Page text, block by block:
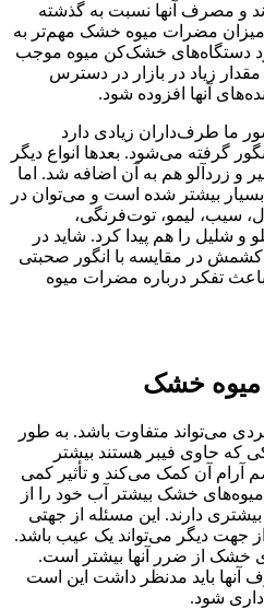
و مصرف آنها نسبت به گذشته
مضرات میوه خشک مهم‌تر به
دستگاه‌های خشک‌کن میوه موجب
زیاد در بازار در دسترس
آنها افزوده شود.
ما طرف‌داران زیادی دارد
گرفته می‌شود. بعدها انواع دیگر
و زردآلو هم به آن اضافه شد. اما
بیشتر شده است و می‌توان در
سیب، لیمو، توت‌فرنگی،
و شلیل را هم پیدا کرد. شاید در
در مقایسه با انگور صحبتی
تفکر درباره مضرات میوه
میوه خشک
می‌تواند متفاوت باشد. به طور
حاوی فیبر هستند بیشتر
آرام آن کمک می‌کند و تأثیر کمی
خشک بیشتر آب خود را از
دارند. این مسئله از جهتی
جهت دیگر می‌تواند یک عیب باشد.
خشک از ضرر آنها بیشتر است.
آنها باید مدنظر داشت این است
شود.